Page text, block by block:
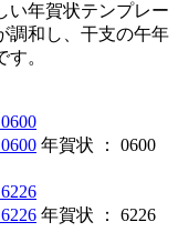
い年賀状テンプレー
調和し、干支の午年
。
年賀状 ： 0600
年賀状 ： 6226